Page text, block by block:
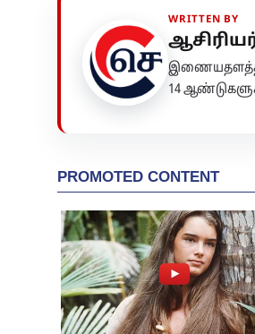
WRITTEN BY
14